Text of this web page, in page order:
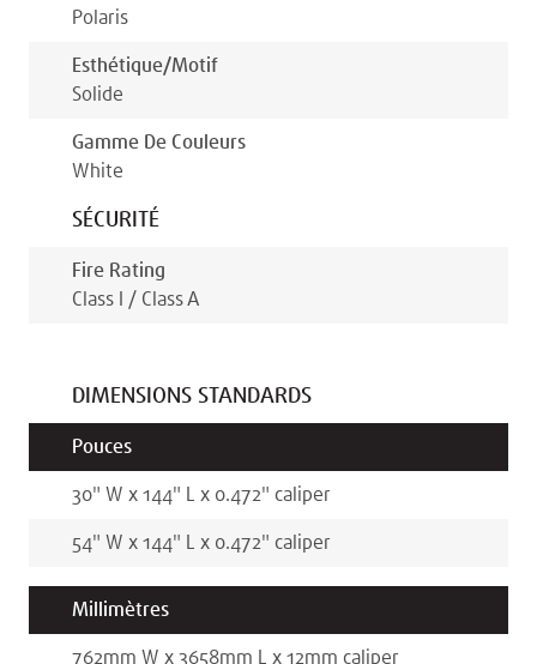
Polaris
Esthétique/motif
Solide
Gamme De Couleurs
White
SÉCURITÉ
Fire Rating
Class I / Class A
DIMENSIONS STANDARDS
Pouces
30" W x 144" L x 0.472" caliper
54" W x 144" L x 0.472" caliper
Millimètres
762mm W x 3658mm L x 12mm caliper